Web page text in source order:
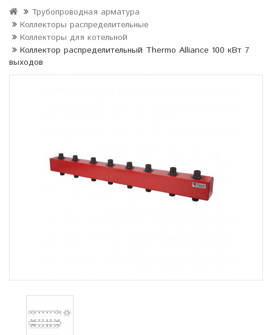
Трубопроводная арматура
Коллекторы распределительные
Коллекторы для котельной
Коллектор распределительный Thermo Alliance 100 кВт 7
выходов